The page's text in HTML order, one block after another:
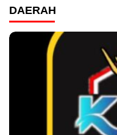
DAERAH